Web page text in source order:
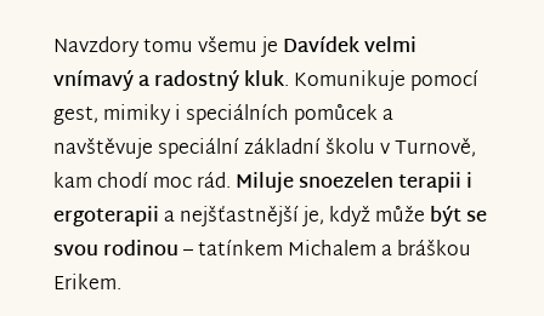
Navzdory tomu všemu je Davídek velmi
vnímavý a radostný kluk. Komunikuje pomocí
gest, mimiky i speciálních pomůcek a
navštěvuje speciální základní školu v Turnově,
kam chodí moc rád. Miluje snoezelen terapii i
ergoterapiia nejšťastnější je, když může být se
svou rodinou– tatínkem Michalem a bráškou
Erikem.